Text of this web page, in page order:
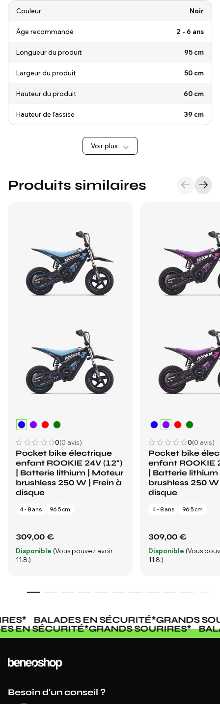
Couleur Noir
Âge recommandé 2 - 6 ans
Longueur du produit 95 cm
Largeur du produit 50 cm
Hauteur du produit 60 cm
Hauteur de l'assise 39 cm
Voir plus
Produits similaires
0(0 avis)
Pocket bike électrique
enfant ROOKIE 24V (12")
| Batterie lithium | Moteur
brushless 250 W | Frein à
disque
4 - 8 ans 96.5 cm
309,00 €
Disponible (Vous pouvez avoir
11.8.)
0(0 avis)
Pocket bike
enfant ROOKIE
| Batterie
brushless 250
disque
4 - 8 ans 96.5 cm
309,00 €
Disponible (Vous
11.8.)
* BALADES EN SÉCURITÉ*GRANDS
EN SÉCURITÉ*GRANDS SOURIRES*
Besoin d'un conseil ?